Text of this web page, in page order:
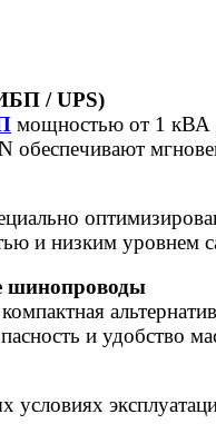
/ UPS)
мощностью от 1 кВА
и низким уровнем
шинопроводы
и удобство